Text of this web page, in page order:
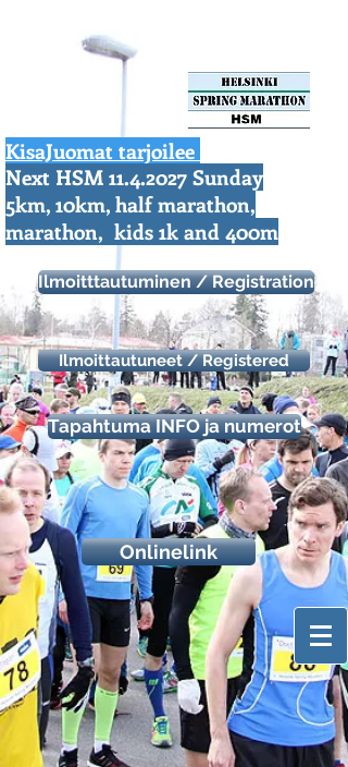
KisaJuomat tarjoilee
https://aonach.xyz/
Next HSM 11.4.2027 Sunday
5km, 10km, half marathon,
marathon, kids 1k and 400m
Ilmoitttautuminen / Registration
Ilmoittautuneet / Registered
Tapahtuma INFO ja numerot
Onlinelink